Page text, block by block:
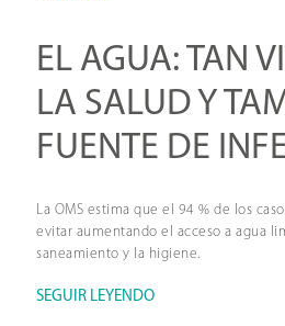
EL AGUA: TAN
LA SALUD Y
FUENTE DE
La OMS estima que el 94 % de los
evitar aumentando el acceso a agua
saneamiento y la higiene.
SEGUIR LEYENDO